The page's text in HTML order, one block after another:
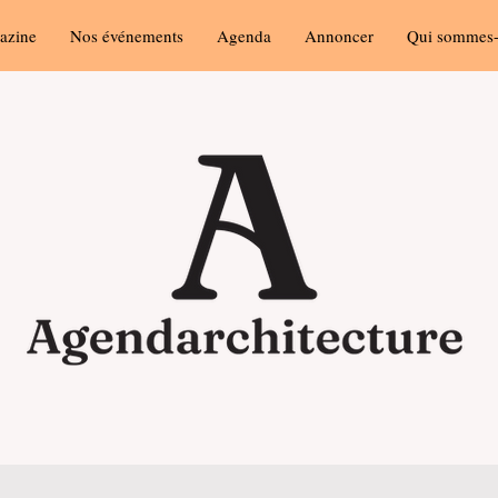
Nos événements Agenda Annoncer Qui